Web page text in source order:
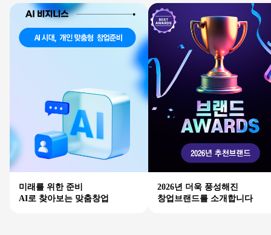
미래를 위한 준비
AI로 찾아보는 맞춤창업
2026년 더욱 풍성해진
창업브랜드를 소개합니다